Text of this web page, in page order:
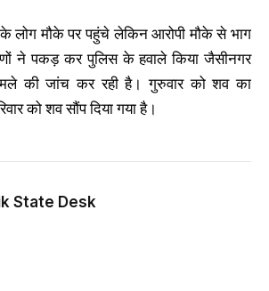
लोग मौके पर पहुंचे लेकिन आरोपी मौके से भाग
ने पकड़ कर पुलिस के हवाले किया जैसीनगर
की जांच कर रही है। गुरुवार को शव का
को शव सौंप दिया गया है।
State Desk